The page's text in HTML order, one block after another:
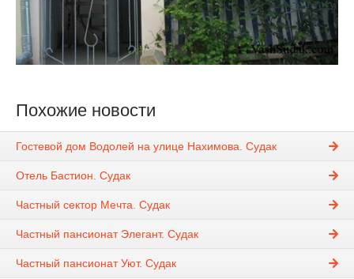
Похожие новости
Гостевой дом Водолей на улице Нахимова. Судак
Отель Бастион. Судак
Частный сектор Мечта. Судак
Частный пансионат Элегант. Судак
Частный пансионат Уют. Судак